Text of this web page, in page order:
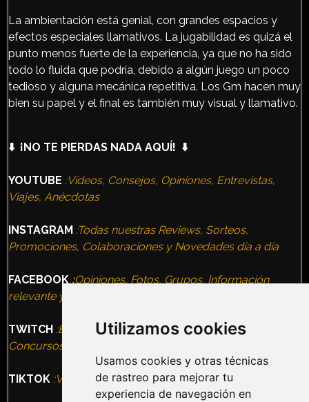
Utilizamos cookies
Usamos cookies y otras técnicas
de rastreo para mejorar tu
experiencia de navegación en
La ambientación está genial, con grandes espacios y
efectos especiales llamativos. La jugabilidad es quizá el
punto menos fuerte de la experiencia, ya que no ha sido
todo lo fluida que podría, debido a algún juego un poco
tedioso y alguna mecánica repetitiva. Los Gm hacen muy
bien su papel y el final es también muy visual y llamativo.
⬇️ ¡NO TE PIERDAS NADA AQUÍ! ⬇️
YOUTUBE :Vídeos, Consejos, Opiniones, Entrevistas,
Viajes, Anécdotas
INSTAGRAM :Todas nuestras Reviews, Sorteos,
Promociones, Colaboraciones y Novedades día a día
FACEBOOK :Opiniones, Fotos, Grupos, Información
relevante y todas nuestras Experiencias
TWITCH :Entrevistas, Terror Nights, VideoJuegos,
Concursos, Eventos
TIKTOK :Vídeos, Humor, Información, Ocio alternativo